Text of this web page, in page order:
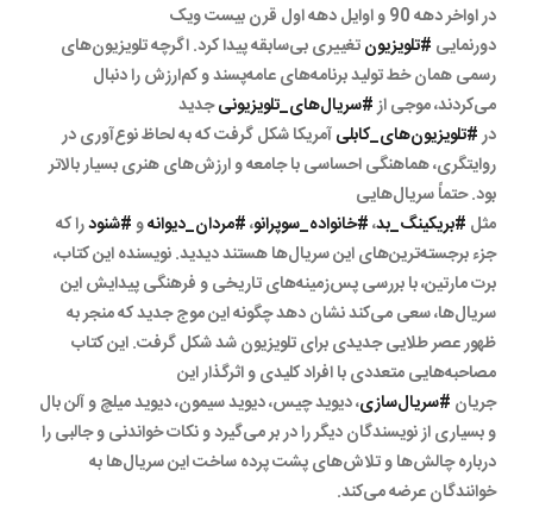
در اواخر دهه 90 و اوایل دهه اول قرن بیست ویک
دورنمایی #تلویزیونتغییری بی‌سابقه پیدا کرد. اگرچه تلویزیون‌های
رسمی همان خط تولید برنامه‌های عامه‌پسند و کم‌ارزش را دنبال
می‌کردند، موجی از#سریال‌های_تلویزیونیجدید
در#تلویزیون‌های_کابلیآمریکا شکل گرفت که به لحاظ نوع‌آوری در
روایتگری، هماهنگی احساسی با جامعه و ارزش‌های هنری بسیار بالاتر
بود. حتماً سریال‌هایی
مثل #بریکینگ_بد،#خانواده_سوپرانو،#مردان_دیوانهو#شنودرا که
جزء برجسته‌ترین‌های این سریال‌ها هستند دیدید. نویسنده این کتاب،
برت مارتین، با بررسی پس‌زمینه‌های تاریخی و فرهنگی پیدایش این
سریال‌ها، سعی می‌کند نشان دهد چگونه این موج جدید که منجر به
ظهور عصر طلایی جدیدی برای تلویزیون شد شکل گرفت. این کتاب
مصاحبه‌هایی متعددی با افراد کلیدی و اثرگذار این
جریان #سریال‌سازی، دیوید چیس، دیوید سیمون، دیوید میلچ و آلن بال
و بسیاری از نویسندگان دیگر را در بر می‌گیرد و نکات خواندنی و جالبی را
درباره چالش‌ها و تلاش‌های پشت پرده ساخت این سریال‌ها به
خوانندگان عرضه می‌کند.